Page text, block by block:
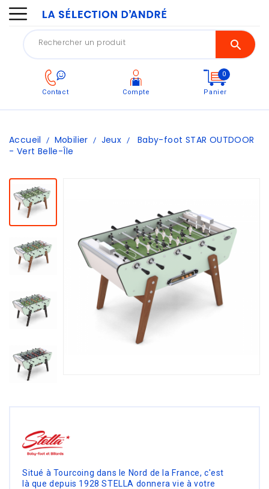
Contact Compte
0
Panier
Accueil Mobilier Jeux
Baby-foot STAR OUTDOOR
- Vert Belle-Île
Situé à Tourcoing dans le Nord de la France, c'est
là que depuis 1928 STELLA donnera vie à votre